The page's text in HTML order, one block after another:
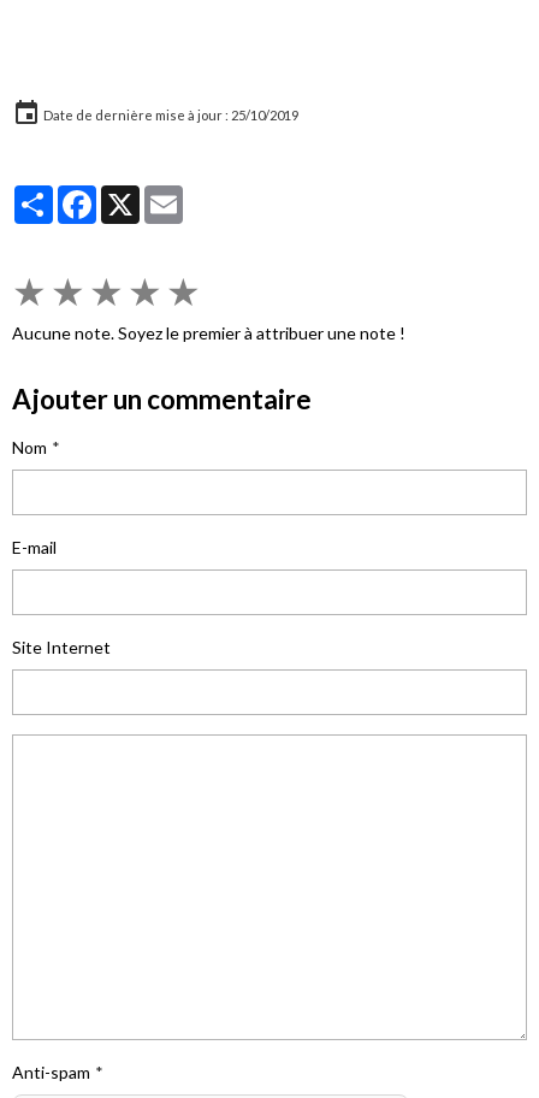
Date de dernière mise à jour : 25/10/2019
PartagerFacebook
X
★ ★ ★ ★ ★
Aucune note. Soyez le premier à attribuer une note !
Ajouter un commentaire
Nom
E-mail
Site Internet
Anti-spam